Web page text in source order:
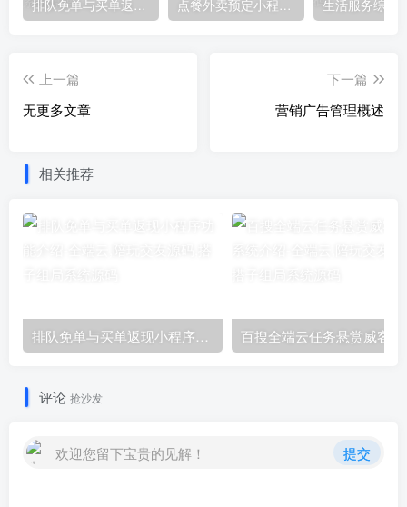
排队免单与买单返现小程序功能介绍 点餐外卖预定小程序介绍！
上一篇
无更多文章
下一篇
营销广告管理概述
相关推荐
排队免单与买单返现小程序功能介绍
评论 抢沙发
欢迎您留下宝贵的见解！ 提交